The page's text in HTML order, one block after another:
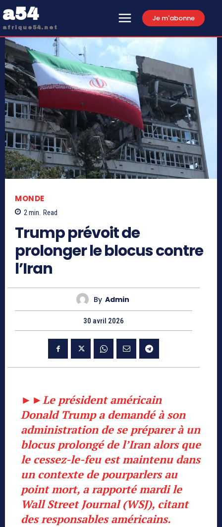
a54
afrique54.net
Je m'abonne
MONDE
2min. Read
Trump prévoit de
prolonger le blocus contre
l’Iran
By Admin
30 avril 2026
►►Le président américain
Donald Trump a demandé à son
administration de se préparer à un
blocus prolongé de l’Iran alors que
le cessez-le-feu est maintenu dans
un contexte de pourparlers au
point mort, a rapporté mardi le
Wall Street Journal (WSJ), citant
des responsables américains.